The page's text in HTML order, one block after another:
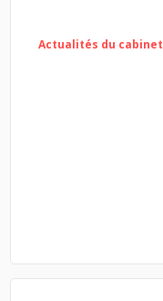
Actualités du cabinet